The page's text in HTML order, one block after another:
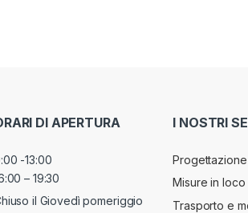
DI APERTURA
-13:00
– 19:30
il Giovedì pomeriggio
I NOSTRI
Progettazione
Misure in loco
Trasporto e